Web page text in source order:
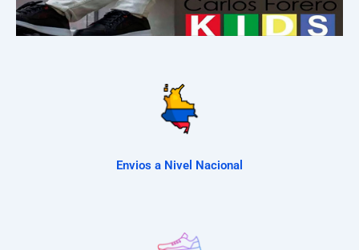
Envios a Nivel Nacional